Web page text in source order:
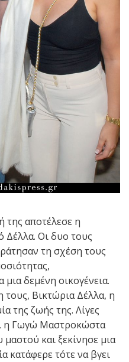
της αποτέλεσε η
Δέλλα. Οι δυο τους
τη σχέση τους
δεμένη οικογένεια.
Βικτώρια Δέλλα, η
της ζωής της. Λίγες
η Γωγώ Μαστροκώστα
και ξεκίνησε μια
κατάφερε τότε να βγει